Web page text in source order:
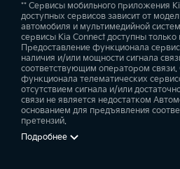
** Сервисы мобильного приложения
доступных сервисов зависит от
автомобиля и мультимедийной
сервисы Kia Connect доступны
Предоставление функционала
наличия и/или мощности сигнала
соответствующим оператором связи.
функционала телематических
отсутствием сигнала и/или
связи не является недостатком
основанием для предъявления
претензий.
Подробнее